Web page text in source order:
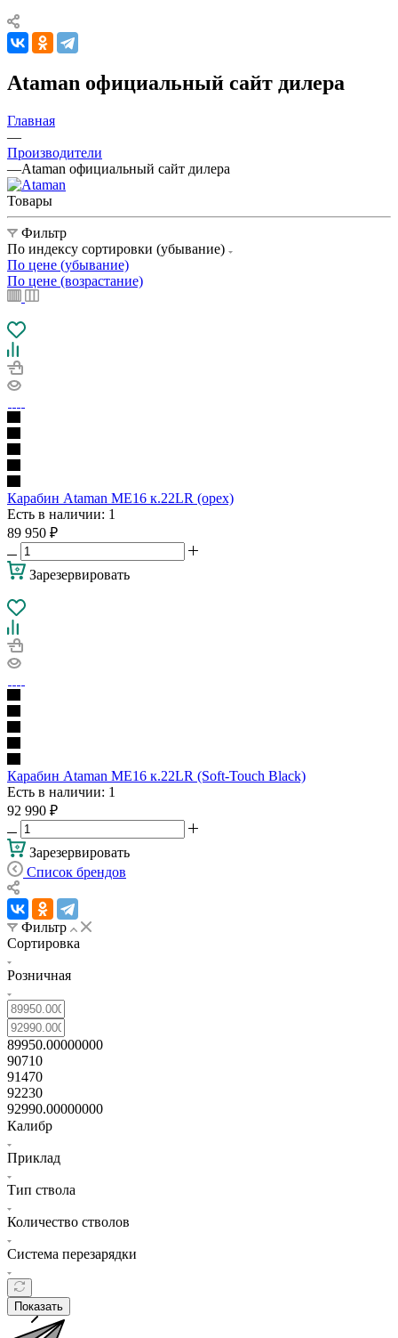
Ataman официальный сайт дилера
Главная
—
Производители
—Ataman официальный сайт дилера
Товары
Фильтр
По индексу сортировки (убывание)
По цене (убывание)
По цене (возрастание)
Карабин Ataman ME16 к.22LR (орех)
Есть в наличии: 1
89 950 ₽
Зарезервировать
Карабин Ataman ME16 к.22LR (Soft-Touch Black)
Есть в наличии: 1
92 990 ₽
Зарезервировать
Список брендов
Фильтр
Сортировка
Розничная
89950.00000000
90710
91470
92230
92990.00000000
Калибр
Приклад
Тип ствола
Количество стволов
Система перезарядки
Показать